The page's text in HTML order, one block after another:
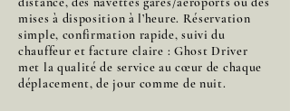
mises à disposition à l’heure. Réservation
simple, confirmation rapide, suivi du
chauffeur et facture claire : Ghost Driver
met la qualité de service au cœur de chaque
déplacement, de jour comme de nuit.